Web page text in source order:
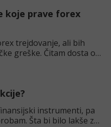
koje prave forex
trejdovanje, ali bih
greške. Čitam dosta o
najče
instrumenti, pa
Šta bi bilo lakše za